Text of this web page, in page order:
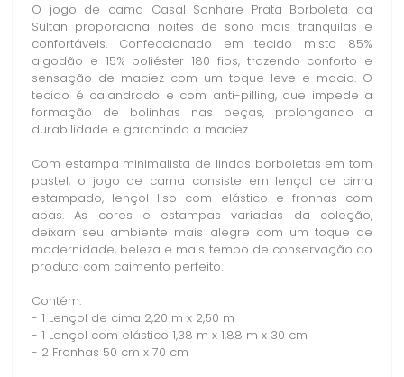
O jogo de cama Casal Sonhare Prata Borboleta da
Sultan proporciona noites de sono mais tranquilas e
confortáveis. Confeccionado em tecido misto 85%
algodão e 15% poliéster 180 fios, trazendo conforto e
sensação de maciez com um toque leve e macio. O
tecido é calandrado e com anti-pilling, que impede a
formação de bolinhas nas peças, prolongando a
durabilidade e garantindo a maciez.
Com estampa minimalista de lindas borboletas em tom
pastel, o jogo de cama consiste em lençol de cima
estampado, lençol liso com elástico e fronhas com
abas. As cores e estampas variadas da coleção,
deixam seu ambiente mais alegre com um toque de
modernidade, beleza e mais tempo de conservação do
produto com caimento perfeito.
Contém:
- 1 Lençol de cima 2,20 m x 2,50 m
- 1 Lençol com elástico 1,38 m x 1,88 m x 30 cm
- 2 Fronhas 50 cm x 70 cm